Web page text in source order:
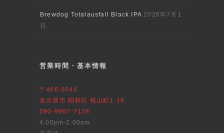
Brewdog Totalausfall Black IPA 2026年7月1
日
営業時間・基本情報
〒466-0044
名古屋市 昭和区 桜山町1-18
090-9907-7138
4:00pm-2:00am